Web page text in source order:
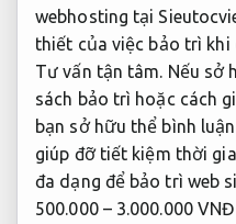
webhosting tại
thiết của việc bảo trì khi
Tư vấn tận tâm. Nếu sở
sách bảo trì hoặc cách
bạn sở hữu thể bình
giúp đỡ tiết kiệm thời
đa dạng để bảo trì web
500.000 – 3.000.000